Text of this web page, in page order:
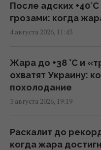
Генсек ООН
по Украине, но
Трамп подписал
гражданства по
Инцидент в
После адских
грозами: когда
4 августа 2026, 11:43
Жара до +38 °С и
охватят Украину:
похолодание
3 августа 2026, 19:19
Раскалит до
когда жара